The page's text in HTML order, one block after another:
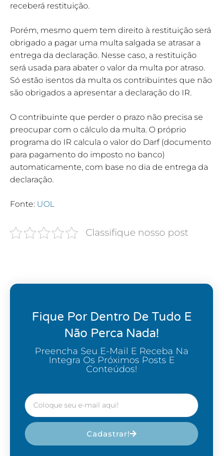
receberá restituição.
Porém, mesmo quem tem direito à restituição será
obrigado a pagar uma multa salgada se atrasar a
entrega da declaração. Nesse caso, a restituição
será usada para abater o valor da multa por atraso.
Só estão isentos da multa os contribuintes que não
são obrigados a apresentar a declaração do IR.
O contribuinte que perder o prazo não precisa se
preocupar com o cálculo da multa. O próprio
programa do IR calcula o valor do Darf (documento
para pagamento do imposto no banco)
automaticamente, com base no dia de entrega da
declaração.
Fonte: UOL
Classifique nosso post
Fique Por Dentro De Tudo E
Não Perca Nada!
Preencha Seu E-Mail E Receba Na
Integra Os Próximos Posts E
Conteúdos!
Cadastrar!